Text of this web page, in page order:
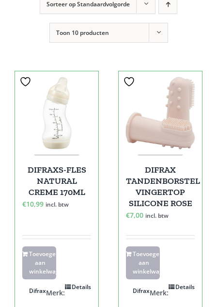
Sorteer opStandaardvolgorde
Toon 10 producten
DIFRAXS-FLES
NATURAL
CREME 170ML
€10,99 incl. btw
Toevoegen
aan
winkelwagen
Details
Merk:
Difrax
DIFRAX
TANDENBORSTEL
VINGERTOP
SILICONE ROSE
€7,00 incl. btw
Toevoegen
aan
winkelwagen
Details
Merk:
Difrax